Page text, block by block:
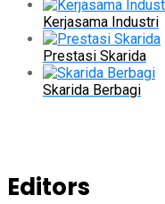
Kerjasama Industri
Prestasi Skarida
Skarida Berbagi
Editors